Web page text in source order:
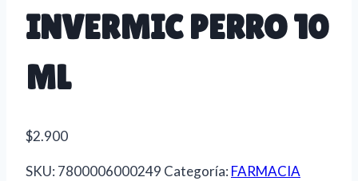
INVERMIC PERRO 10
ML
$2.900
SKU: 7800006000249 Categoría: FARMACIA